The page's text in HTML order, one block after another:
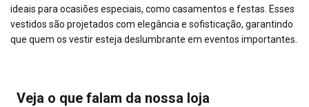
ideais para ocasiões especiais, como casamentos e festas. Esses
vestidos são projetados com elegância e sofisticação, garantindo
que quem os vestir esteja deslumbrante em eventos importantes.
Veja o que falam da nossa loja